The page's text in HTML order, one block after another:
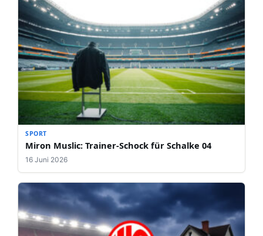
SPORT
Miron Muslic: Trainer-Schock für Schalke 04
16 Juni 2026